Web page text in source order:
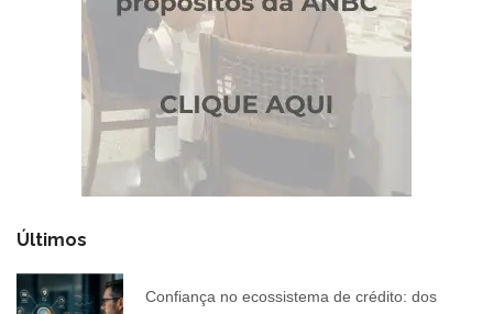
Últimos
Confiança no ecossistema de crédito: dos